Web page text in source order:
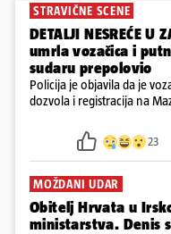
STRAVIČNE SCENE
DETALJI NESREĆE U
umrla vozačica i
sudaru prepolovio
Policija je objavila da je
dozvola i registracija na
23
MOŽDANI UDAR
Obitelj Hrvata u
ministarstva. Denis